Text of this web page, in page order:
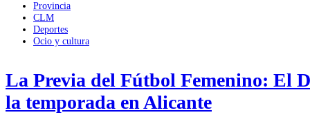
Provincia
CLM
Deportes
Ocio y cultura
La Previa del Fútbol Femenino: El
la temporada en Alicante